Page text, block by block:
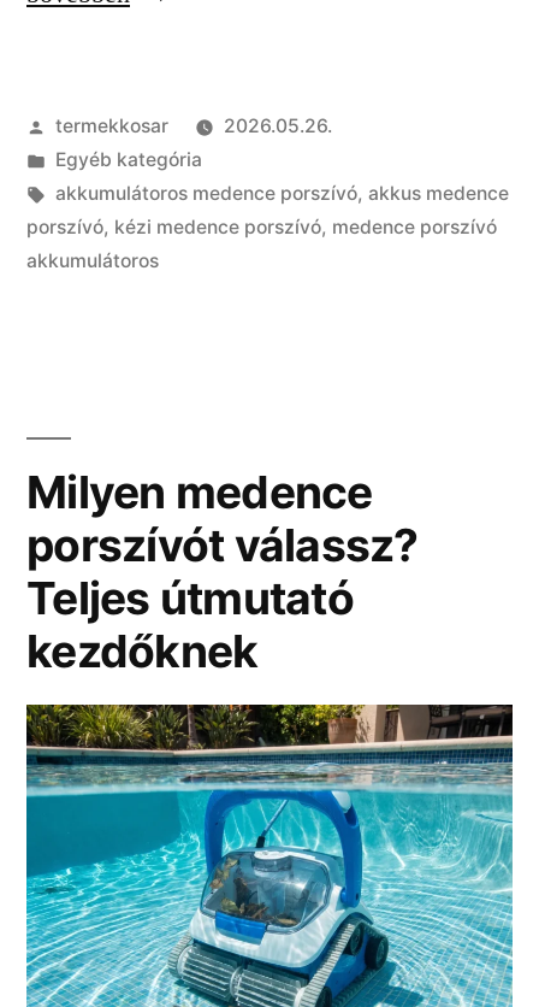
megéri,
vagy
elég
a
Szerző:
termekkosar
2026.05.26.
Kategória:
Egyéb kategória
Címke:
akkumulátoros medence porszívó, akkus medence
porszívó, kézi medence porszívó, medence porszívó
akkumulátoros
Milyen medence
porszívót válassz?
Teljes útmutató
kezdőknek